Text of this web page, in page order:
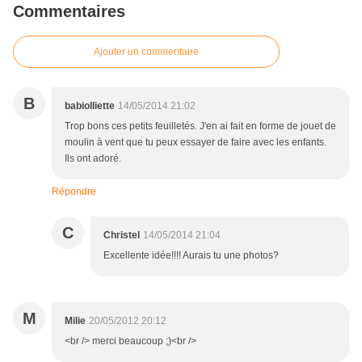
Commentaires
Ajouter un commentaire
B babiolliette 14/05/2014 21:02
Trop bons ces petits feuilletés. J'en ai fait en forme de jouet de
moulin à vent que tu peux essayer de faire avec les enfants.
Ils ont adoré.
Répondre
C Christel 14/05/2014 21:04
Excellente idée!!!! Aurais tu une photos?
M Milie 20/05/2012 20:12
<br /> merci beaucoup ;)<br />